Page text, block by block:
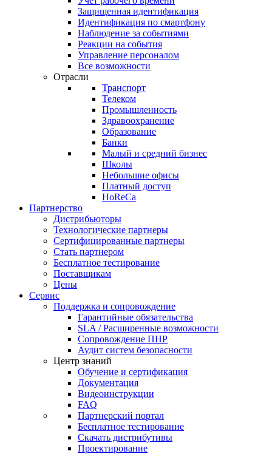
Защищенная идентификация
Идентификация по смартфону
Наблюдение за событиями
Реакции на события
Управление персоналом
Все возможности
Отрасли
Транспорт
Телеком
Промышленность
Здравоохранение
Образование
Банки
Малый и средний бизнес
Школы
Небольшие офисы
Платный доступ
HoReCa
Партнерство
Дистрибьюторы
Технологические партнеры
Сертифицированные партнеры
Стать партнером
Бесплатное тестирование
Поставщикам
Цены
Сервис
Поддержка и сопровождение
Гарантийные обязательства
SLA / Расширенные возможности
Сопровождение ПНР
Аудит систем безопасности
Центр знаний
Обучение и сертификация
Документация
Видеоинструкции
FAQ
Партнерский портал
Бесплатное тестирование
Скачать дистрибутивы
Проектирование